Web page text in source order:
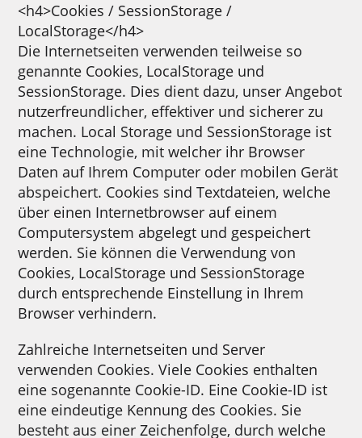
<h4>Cookies / SessionStorage /
LocalStorage</h4>
Die Internetseiten verwenden teilweise so
genannte Cookies, LocalStorage und
SessionStorage. Dies dient dazu, unser Angebot
nutzerfreundlicher, effektiver und sicherer zu
machen. Local Storage und SessionStorage ist
eine Technologie, mit welcher ihr Browser
Daten auf Ihrem Computer oder mobilen Gerät
abspeichert. Cookies sind Textdateien, welche
über einen Internetbrowser auf einem
Computersystem abgelegt und gespeichert
werden. Sie können die Verwendung von
Cookies, LocalStorage und SessionStorage
durch entsprechende Einstellung in Ihrem
Browser verhindern.
Zahlreiche Internetseiten und Server
verwenden Cookies. Viele Cookies enthalten
eine sogenannte Cookie-ID. Eine Cookie-ID ist
eine eindeutige Kennung des Cookies. Sie
besteht aus einer Zeichenfolge, durch welche